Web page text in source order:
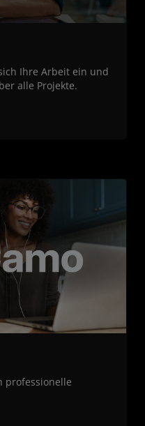
Ihre Arbeit ein und
alle Projekte.
professionelle